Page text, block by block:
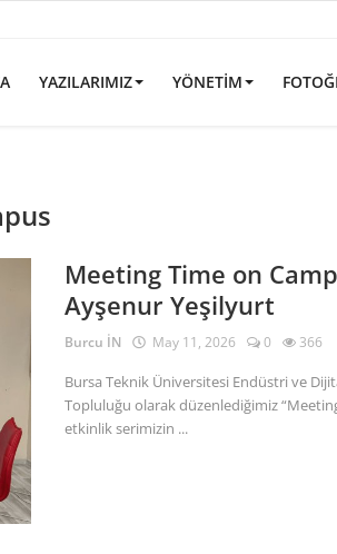
YAZILARIMIZ YÖNETIM
Meeting Time on
Ayşenur Yeşilyurt
Burcu İN May 11, 2026 0 366
Bursa Teknik Üniversitesi Endüstri ve
Topluluğu olarak düzenlediğimiz
etkinlik serimizin ...